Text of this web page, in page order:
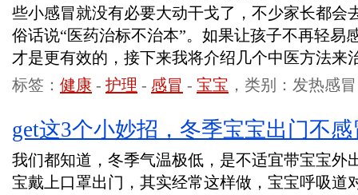
些小感冒就没有必要大动干戈了，不少家长都会
俗话说“医药治标不治本”。如果让孩子不再轻易
才是更有效的，接下来我将介绍几个中医方法来
标签： 健康 - 护理 - 感冒 - 宝宝 ，类别：发热感冒
get这3个小妙招，冬季宝宝出门不感
我们都知道，冬季气温极低，是不适宜带宝宝外
宝戴上口罩出门，其实经常这样做，宝宝呼吸道